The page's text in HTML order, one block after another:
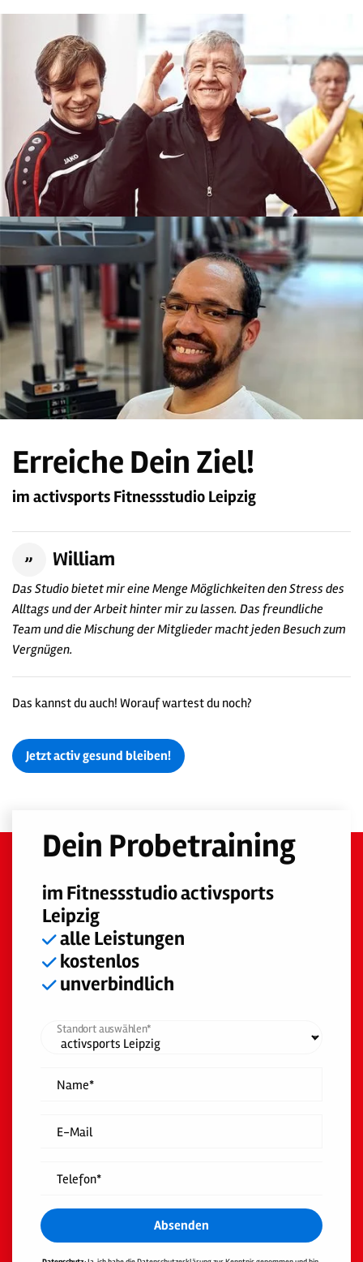
Erreiche Dein Ziel!
im activsports Fitnessstudio Leipzig
William
Das Studio bietet mir eine Menge Möglichkeiten den Stress des
Alltags und der Arbeit hinter mir zu lassen. Das freundliche
Team und die Mischung der Mitglieder macht jeden Besuch zum
Vergnügen.
Das kannst du auch! Worauf wartest du noch?
Jetzt activ gesund bleiben!
Dein Probetraining
im Fitnessstudio activsports
Leipzig
alle Leistungen
kostenlos
unverbindlich
Standort auswählen*
Name*
E-Mail
Telefon*
Absenden